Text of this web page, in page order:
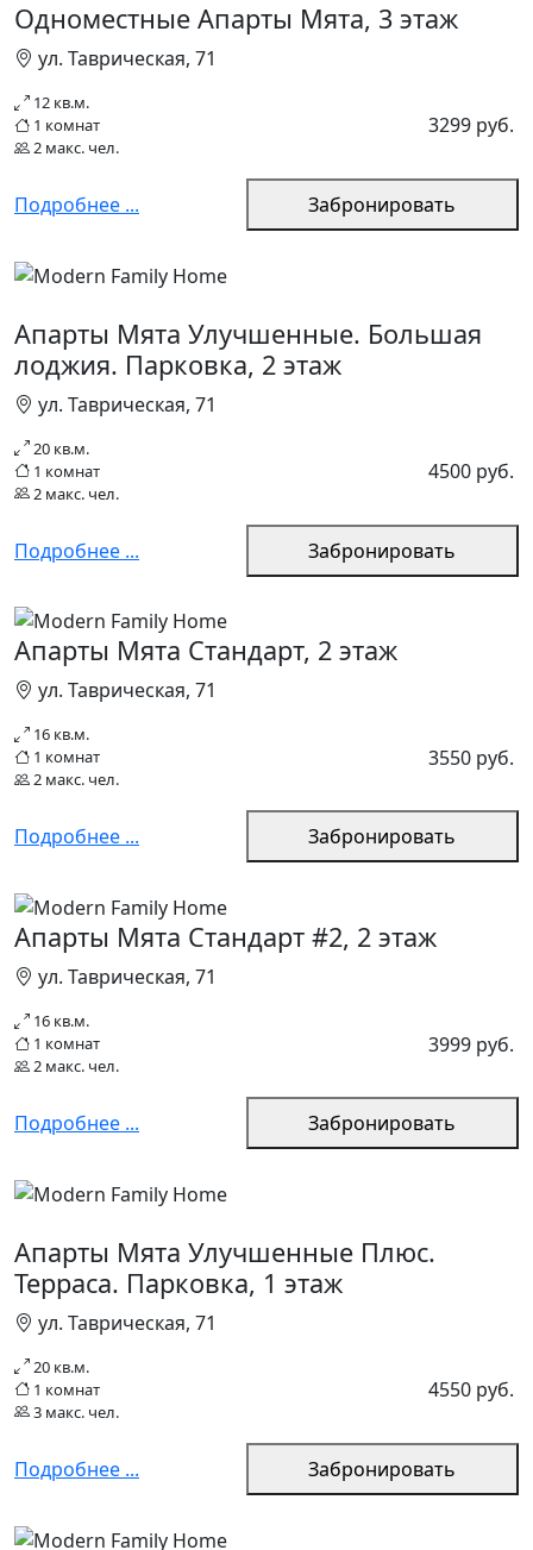
Одноместные Апарты Мята, 3 этаж
ул. Таврическая, 71
12 кв.м.
1 комнат
2 макс. чел.
3299 руб.
Подробнее ... Забронировать
Апарты Мята Улучшенные. Большая
лоджия. Парковка, 2 этаж
ул. Таврическая, 71
20 кв.м.
1 комнат
2 макс. чел.
4500 руб.
Подробнее ... Забронировать
Апарты Мята Стандарт, 2 этаж
ул. Таврическая, 71
16 кв.м.
1 комнат
2 макс. чел.
3550 руб.
Подробнее ... Забронировать
Апарты Мята Стандарт #2, 2 этаж
ул. Таврическая, 71
16 кв.м.
1 комнат
2 макс. чел.
3999 руб.
Подробнее ... Забронировать
Апарты Мята Улучшенные Плюс.
Терраса. Парковка, 1 этаж
ул. Таврическая, 71
20 кв.м.
1 комнат
3 макс. чел.
4550 руб.
Подробнее ... Забронировать